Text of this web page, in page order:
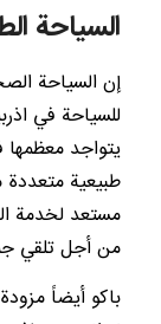
السياحة
إن السياحة
للسياحة في
يتواجد معظمها
طبيعية متعددة
مستعد لخدمة
من أجل تلقي
باكو أيضاً